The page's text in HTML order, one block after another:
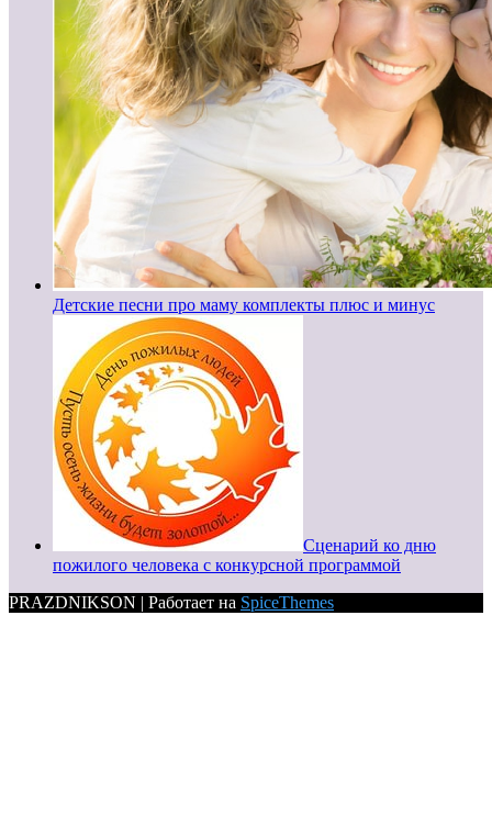
Детские песни про маму комплекты плюс и минус
Сценарий ко дню
пожилого человека с конкурсной программой
PRAZDNIKSON | Работает на SpiceThemes